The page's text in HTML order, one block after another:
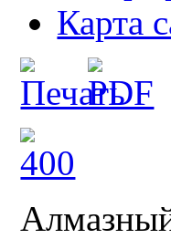
Карта